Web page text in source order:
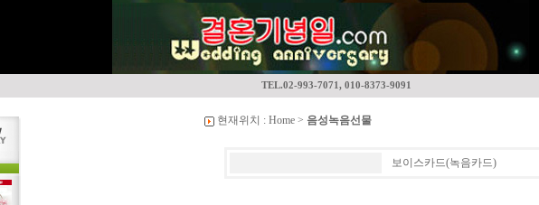
TEL.02-993-7071, 010-8373-9091
현재위치 : Home> 음성녹음선물
보이스카드(녹음카드)